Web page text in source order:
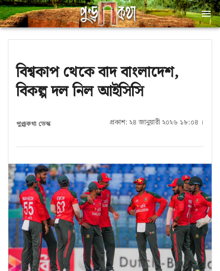
বিশ্বকাপ থেকে বাদ বাংলাদেশ,
বিকল্প দল নিল আইসিসি
পুণ্ড্রকথা ডেস্ক প্রকাশ: ২৪ জানুয়ারী ২০২৬ ১৮:০৪ ।